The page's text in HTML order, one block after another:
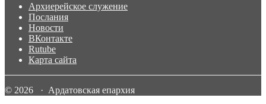
Архиерейское служение
Послания
Новости
ВКонтакте
Rutube
Карта сайта
© 2026 · Ардатовская епархия